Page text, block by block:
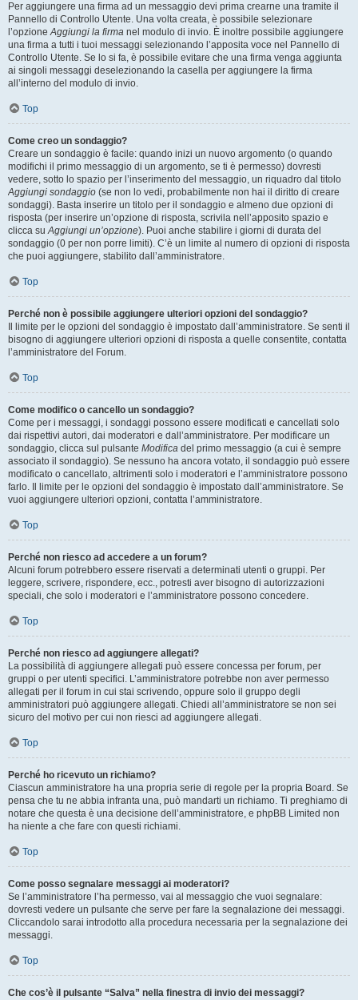
Per aggiungere una firma ad un messaggio devi prima crearne una tramite il
Pannello di Controllo Utente. Una volta creata, è possibile selezionare
l’opzioneAggiungi la firma nel modulo di invio. È inoltre possibile aggiungere
una firma a tutti i tuoi messaggi selezionando l’apposita voce nel Pannello di
Controllo Utente. Se lo si fa, è possibile evitare che una firma venga aggiunta
ai singoli messaggi deselezionando la casella per aggiungere la firma
all’interno del modulo di invio.
Top
Come creo un sondaggio?
Creare un sondaggio è facile: quando inizi un nuovo argomento (o quando
modifichi il primo messaggio di un argomento, se ti è permesso) dovresti
vedere, sotto lo spazio per l’inserimento del messaggio, un riquadro dal titolo
Aggiungi sondaggio (se non lo vedi, probabilmente non hai il diritto di creare
sondaggi). Basta inserire un titolo per il sondaggio e almeno due opzioni di
risposta (per inserire un’opzione di risposta, scrivila nell’apposito spazio e
clicca suAggiungi un’opzione). Puoi anche stabilire i giorni di durata del
sondaggio (0 per non porre limiti). C’è un limite al numero di opzioni di risposta
che puoi aggiungere, stabilito dall’amministratore.
Top
Perché non è possibile aggiungere ulteriori opzioni del sondaggio?
Il limite per le opzioni del sondaggio è impostato dall’amministratore. Se senti il
bisogno di aggiungere ulteriori opzioni di risposta a quelle consentite, contatta
l’amministratore del Forum.
Top
Come modifico o cancello un sondaggio?
Come per i messaggi, i sondaggi possono essere modificati e cancellati solo
dai rispettivi autori, dai moderatori e dall’amministratore. Per modificare un
sondaggio, clicca sul pulsante Modifica del primo messaggio (a cui è sempre
associato il sondaggio). Se nessuno ha ancora votato, il sondaggio può essere
modificato o cancellato, altrimenti solo i moderatori e l’amministratore possono
farlo. Il limite per le opzioni del sondaggio è impostato dall’amministratore. Se
vuoi aggiungere ulteriori opzioni, contatta l’amministratore.
Top
Perché non riesco ad accedere a un forum?
Alcuni forum potrebbero essere riservati a determinati utenti o gruppi. Per
leggere, scrivere, rispondere, ecc., potresti aver bisogno di autorizzazioni
speciali, che solo i moderatori e l’amministratore possono concedere.
Top
Perché non riesco ad aggiungere allegati?
La possibilità di aggiungere allegati può essere concessa per forum, per
gruppi o per utenti specifici. L’amministratore potrebbe non aver permesso
allegati per il forum in cui stai scrivendo, oppure solo il gruppo degli
amministratori può aggiungere allegati. Chiedi all’amministratore se non sei
sicuro del motivo per cui non riesci ad aggiungere allegati.
Top
Perché ho ricevuto un richiamo?
Ciascun amministratore ha una propria serie di regole per la propria Board. Se
pensa che tu ne abbia infranta una, può mandarti un richiamo. Ti preghiamo di
notare che questa è una decisione dell’amministratore, e phpBB Limited non
ha niente a che fare con questi richiami.
Top
Come posso segnalare messaggi ai moderatori?
Se l’amministratore l’ha permesso, vai al messaggio che vuoi segnalare:
dovresti vedere un pulsante che serve per fare la segnalazione dei messaggi.
Cliccandolo sarai introdotto alla procedura necessaria per la segnalazione dei
messaggi.
Top
Che cos’è il pulsante “Salva” nella finestra di invio dei messaggi?